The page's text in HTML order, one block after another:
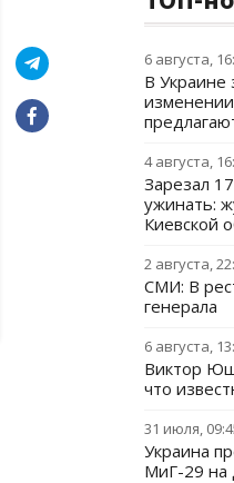
6 августа,
В Украине
4 августа,
Зарезал
ужинать:
Киевской
2 августа,
СМИ: В
генерала
6 августа,
Виктор
что
31 июля,
Украина
МиГ-29 на